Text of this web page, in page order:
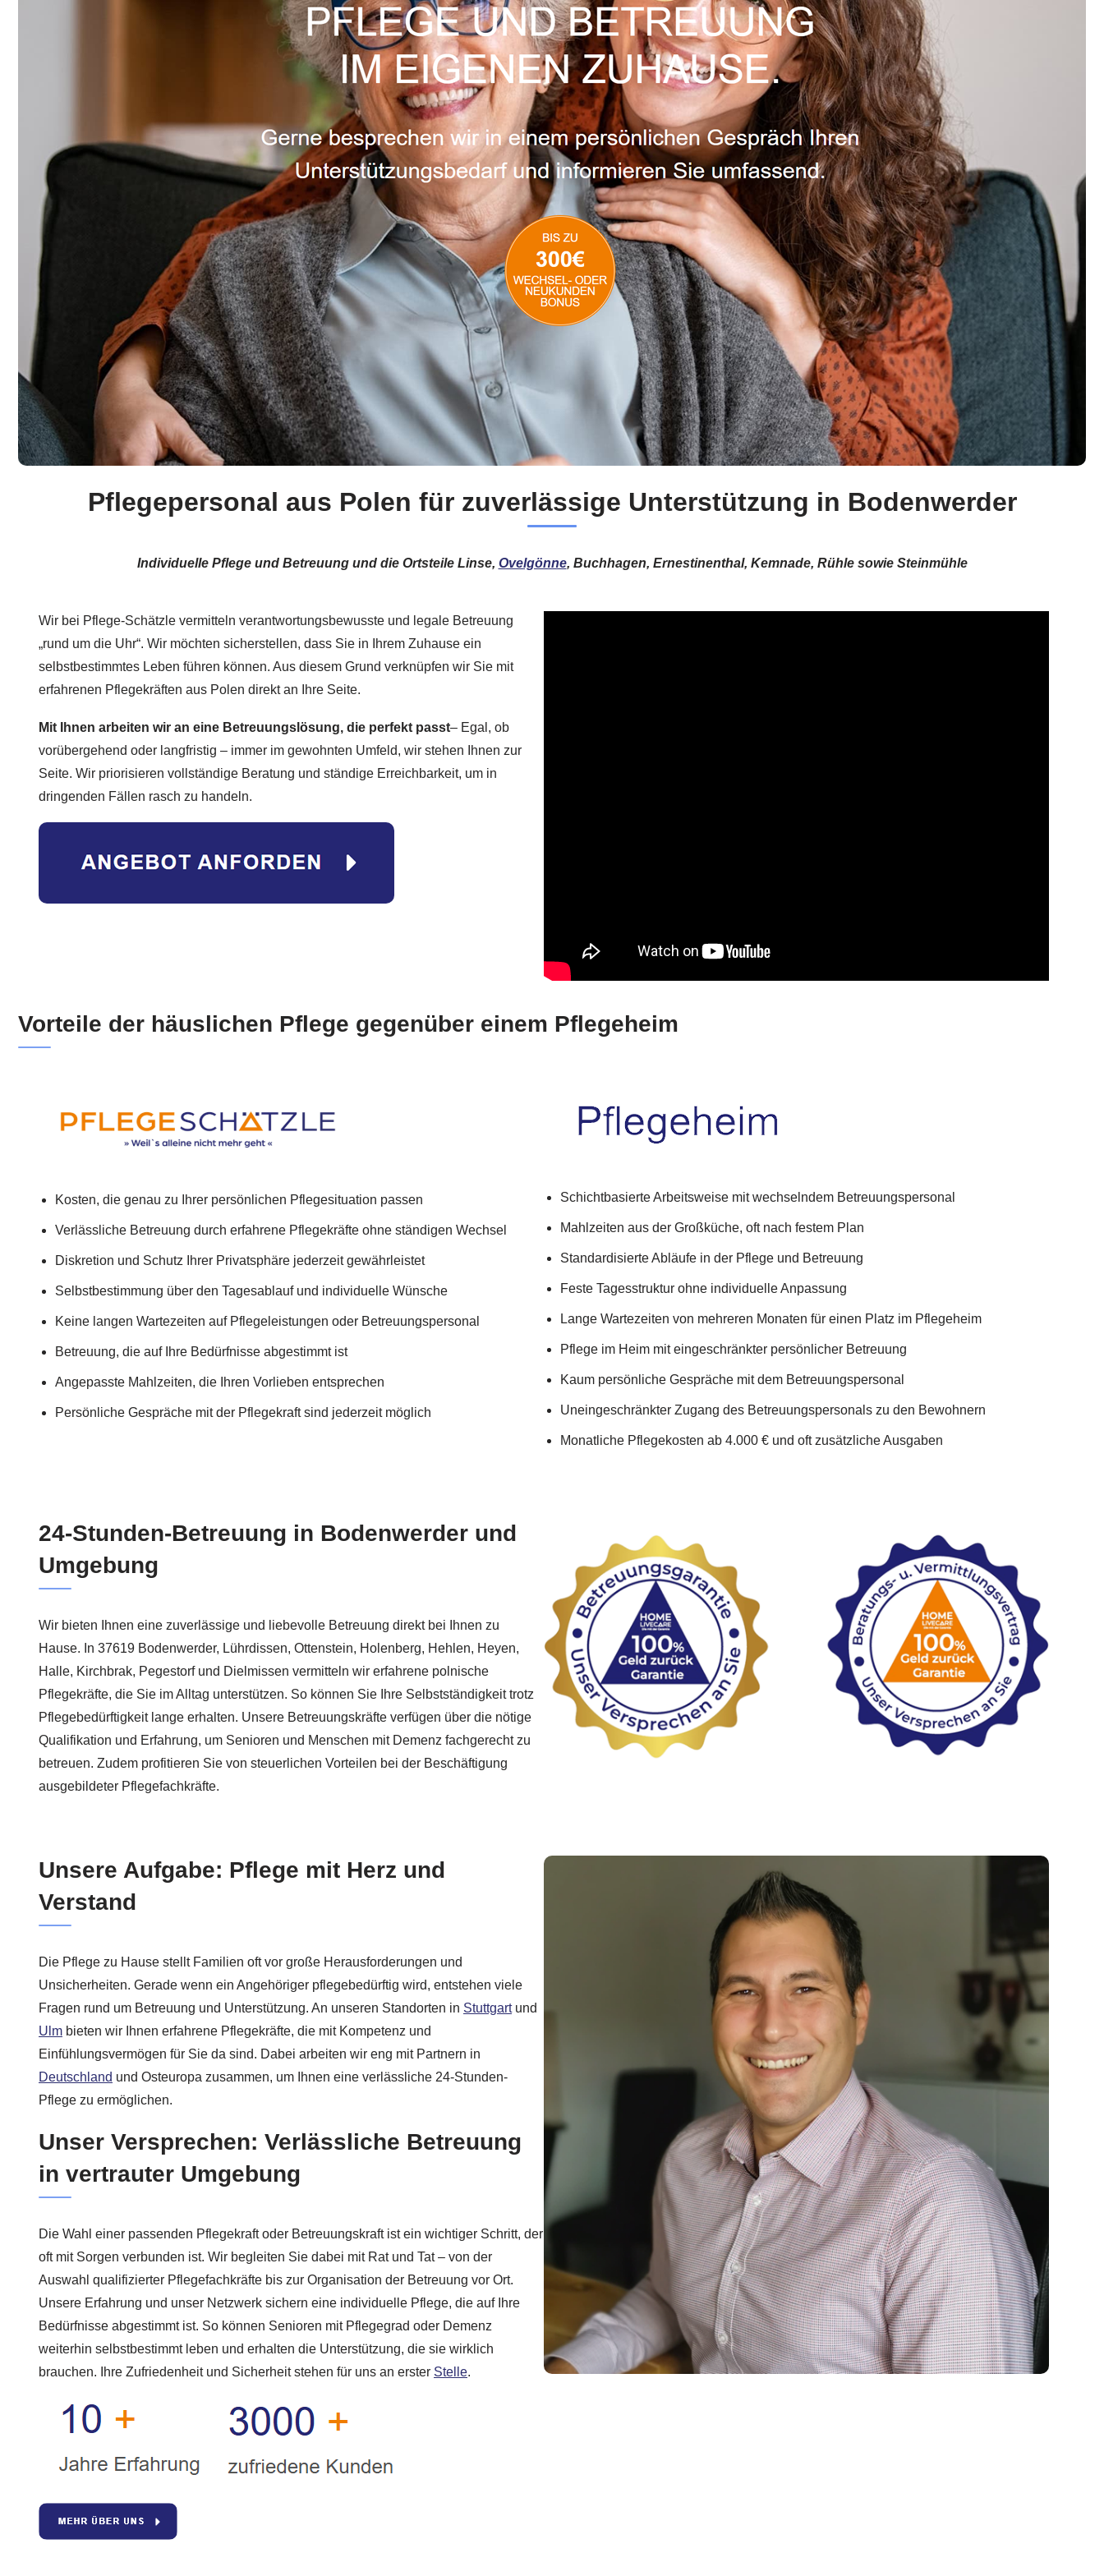
Pflegepersonal aus Polen für zuverlässige Unterstützung in Bodenwerder
Individuelle Pflege und Betreuung und die Ortsteile Linse, Ovelgönne, Buchhagen, Ernestinenthal, Kemnade, Rühle sowie Steinmühle
Wir bei Pflege-Schätzle vermitteln verantwortungsbewusste und legale Betreuung
„rund um die Uhr“. Wir möchten sicherstellen, dass Sie in Ihrem Zuhause ein
selbstbestimmtes Leben führen können. Aus diesem Grund verknüpfen wir Sie mit
erfahrenen Pflegekräften aus Polen direkt an Ihre Seite.
Mit Ihnen arbeiten wir an eine Betreuungslösung, die perfekt passt– Egal, ob
vorübergehend oder langfristig – immer im gewohnten Umfeld, wir stehen Ihnen zur
Seite. Wir priorisieren vollständige Beratung und ständige Erreichbarkeit, um in
dringenden Fällen rasch zu handeln.
Vorteile der häuslichen Pflege gegenüber einem Pflegeheim
Kosten, die genau zu Ihrer persönlichen Pflegesituation passen
Verlässliche Betreuung durch erfahrene Pflegekräfte ohne ständigen Wechsel
Diskretion und Schutz Ihrer Privatsphäre jederzeit gewährleistet
Selbstbestimmung über den Tagesablauf und individuelle Wünsche
Keine langen Wartezeiten auf Pflegeleistungen oder Betreuungspersonal
Betreuung, die auf Ihre Bedürfnisse abgestimmt ist
Angepasste Mahlzeiten, die Ihren Vorlieben entsprechen
Persönliche Gespräche mit der Pflegekraft sind jederzeit möglich
Schichtbasierte Arbeitsweise mit wechselndem Betreuungspersonal
Mahlzeiten aus der Großküche, oft nach festem Plan
Standardisierte Abläufe in der Pflege und Betreuung
Feste Tagesstruktur ohne individuelle Anpassung
Lange Wartezeiten von mehreren Monaten für einen Platz im Pflegeheim
Pflege im Heim mit eingeschränkter persönlicher Betreuung
Kaum persönliche Gespräche mit dem Betreuungspersonal
Uneingeschränkter Zugang des Betreuungspersonals zu den Bewohnern
Monatliche Pflegekosten ab 4.000 € und oft zusätzliche Ausgaben
24-Stunden-Betreuung in Bodenwerder und
Umgebung
Wir bieten Ihnen eine zuverlässige und liebevolle Betreuung direkt bei Ihnen zu
Hause. In 37619 Bodenwerder, Lührdissen, Ottenstein, Holenberg, Hehlen, Heyen,
Halle, Kirchbrak, Pegestorf und Dielmissen vermitteln wir erfahrene polnische
Pflegekräfte, die Sie im Alltag unterstützen. So können Sie Ihre Selbstständigkeit trotz
Pflegebedürftigkeit lange erhalten. Unsere Betreuungskräfte verfügen über die nötige
Qualifikation und Erfahrung, um Senioren und Menschen mit Demenz fachgerecht zu
betreuen. Zudem profitieren Sie von steuerlichen Vorteilen bei der Beschäftigung
ausgebildeter Pflegefachkräfte.
Unsere Aufgabe: Pflege mit Herz und
Verstand
Die Pflege zu Hause stellt Familien oft vor große Herausforderungen und
Unsicherheiten. Gerade wenn ein Angehöriger pflegebedürftig wird, entstehen viele
Fragen rund um Betreuung und Unterstützung. An unseren Standorten in Stuttgartund
Ulm bieten wir Ihnen erfahrene Pflegekräfte, die mit Kompetenz und
Einfühlungsvermögen für Sie da sind. Dabei arbeiten wir eng mit Partnern in
Deutschland und Osteuropa zusammen, um Ihnen eine verlässliche 24-Stunden-
Pflege zu ermöglichen.
Unser Versprechen: Verlässliche Betreuung
in vertrauter Umgebung
Die Wahl einer passenden Pflegekraft oder Betreuungskraft ist ein wichtiger Schritt, der
oft mit Sorgen verbunden ist. Wir begleiten Sie dabei mit Rat und Tat – von der
Auswahl qualifizierter Pflegefachkräfte bis zur Organisation der Betreuung vor Ort.
Unsere Erfahrung und unser Netzwerk sichern eine individuelle Pflege, die auf Ihre
Bedürfnisse abgestimmt ist. So können Senioren mit Pflegegrad oder Demenz
weiterhin selbstbestimmt leben und erhalten die Unterstützung, die sie wirklich
brauchen. Ihre Zufriedenheit und Sicherheit stehen für uns an erster Stelle.